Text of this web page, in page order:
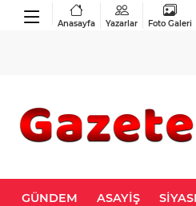
Anasayfa Yazarlar Foto Galeri
GÜNDEM ASAYİŞ